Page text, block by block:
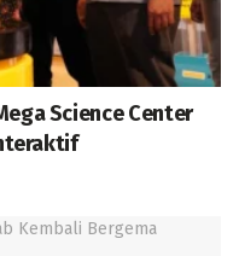
Science Center